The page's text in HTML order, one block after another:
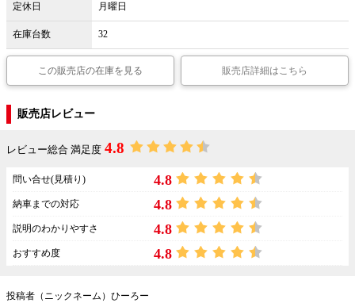
定休日 月曜日
在庫台数 32
この販売店の在庫を見る 販売店詳細はこちら
販売店レビュー
レビュー総合 満足度 4.8
問い合せ(見積り) 4.8
納車までの対応 4.8
説明のわかりやすさ 4.8
おすすめ度 4.8
投稿者（ニックネーム）ひーろー